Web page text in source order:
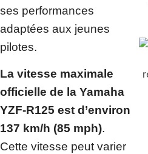
ses performances
adaptées aux jeunes
pilotes.
La vitesse maximale
officielle de la Yamaha
YZF-R125 est d’environ
137 km/h (85 mph).
Cette vitesse peut varier